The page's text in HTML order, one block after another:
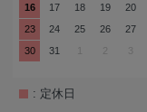
16
17 18 19 20
23
24 25 26 27
30
31 3
: 定休日